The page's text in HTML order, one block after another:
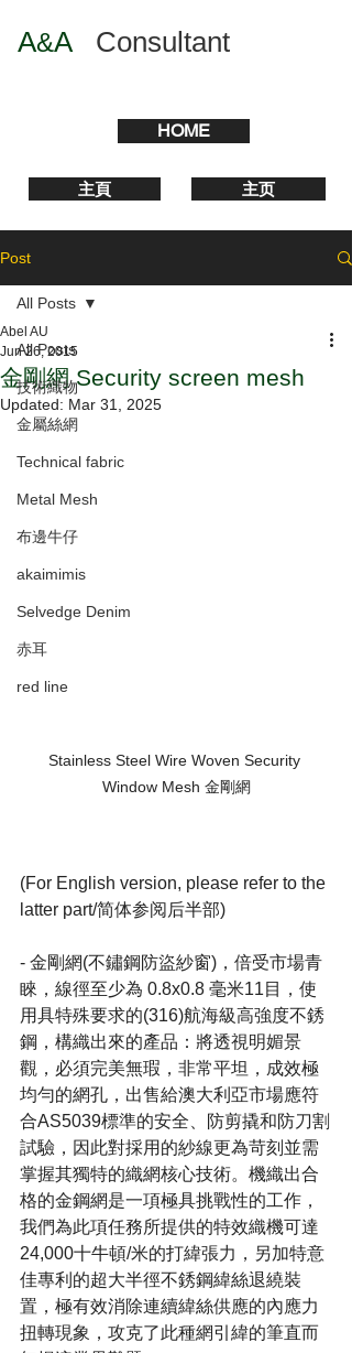
A&A Consultant
HOME
主頁 主页
Post
All Posts
技術織物
金屬絲網
Technical fabric
Metal Mesh
布邊牛仔
akaimimis
Selvedge Denim
赤耳
red line
All Posts
金剛網 Security screen mesh
Abel AU
Jun 26, 2015
Updated: Mar 31, 2025
Stainless Steel Wire Woven Security
Window Mesh 金剛網
(For English version, please refer to the
latter part/简体参阅后半部)
- 金剛網(不鏽鋼防盜紗窗)，倍受市場青
睞，線徑至少為 0.8x0.8 毫米11目，使
用具特殊要求的(316)航海級高強度不銹
鋼，構織出來的產品：將透視明媚景
觀，必須完美無瑕，非常平坦，成效極
均勻的網孔，出售給澳大利亞市場應符
合AS5039標準的安全、防剪撬和防刀割
試驗，因此對採用的紗線更為苛刻並需
掌握其獨特的織網核心技術。機織出合
格的金鋼網是一項極具挑戰性的工作，
我們為此項任務所提供的特效織機可達
24,000十牛頓/米的打緯張力，另加特意
佳專利的超大半徑不銹鋼緯絲退繞裝
置，極有效消除連續緯絲供應的內應力
扭轉現象，攻克了此種網引緯的筆直而